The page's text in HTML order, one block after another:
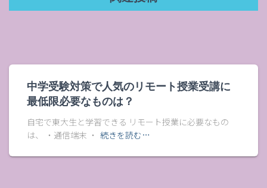
中学受験対策で人気のリモート授業受講に
最低限必要なものは？
自宅で東大生と学習できる リモート授業に必要なもの
は、 ・通信端末 ・ 続きを読む…